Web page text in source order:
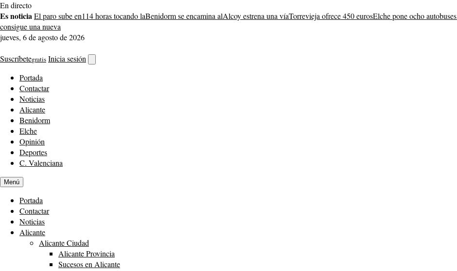
Saltar
al
contenido
En directo
Es noticiaEl paro sube en114 horas tocando laBenidorm se encamina alAlcoy estrena una víaTorrevieja ofrece 450 eurosElche pone ocho autobuses
consigue una nueva
jueves, 6 de agosto de 2026
Suscríbetegratis Inicia sesión
buscador
Portada
Contactar
Noticias
Alicante
Benidorm
Elche
Opinión
Deportes
C. Valenciana
Menú
Portada
Contactar
Noticias
Alicante
Alicante Ciudad
Alicante Provincia
Sucesos en Alicante